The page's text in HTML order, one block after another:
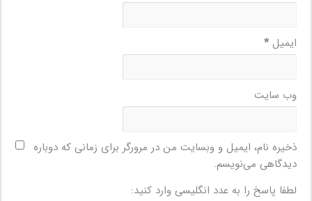
ایمیل*
وب‌ سایت
ذخیره نام، ایمیل و وبسایت من در مرورگر برای زمانی که دوباره
دیدگاهی می‌نویسم.
لطفا پاسخ را به عدد انگلیسی وارد کنید: